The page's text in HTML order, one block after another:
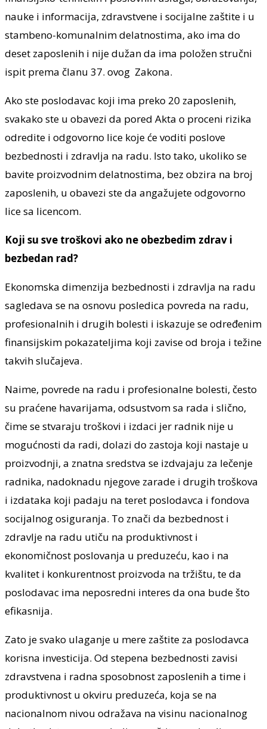
nauke i informacija, zdravstvene i socijalne zaštite i u
stambeno-komunalnim delatnostima, ako ima do
deset zaposlenih i nije dužan da ima položen stručni
ispit prema članu 37. ovog Zakona.
Ako ste poslodavac koji ima preko 20 zaposlenih,
svakako ste u obavezi da pored Akta o proceni rizika
odredite i odgovorno lice koje će voditi poslove
bezbednosti i zdravlja na radu. Isto tako, ukoliko se
bavite proizvodnim delatnostima, bez obzira na broj
zaposlenih, u obavezi ste da angažujete odgovorno
lice sa licencom.
Koji su sve troškovi ako ne obezbedim zdrav i
bezbedan rad?
Ekonomska dimenzija bezbednosti i zdravlja na radu
sagledava se na osnovu posledica povreda na radu,
profesionalnih i drugih bolesti i iskazuje se određenim
finansijskim pokazateljima koji zavise od broja i težine
takvih slučajeva.
Naime, povrede na radu i profesionalne bolesti, često
su praćene havarijama, odsustvom sa rada i slično,
čime se stvaraju troškovi i izdaci jer radnik nije u
mogućnosti da radi, dolazi do zastoja koji nastaje u
proizvodnji, a znatna sredstva se izdvajaju za lečenje
radnika, nadoknadu njegove zarade i drugih troškova
i izdataka koji padaju na teret poslodavca i fondova
socijalnog osiguranja. To znači da bezbednost i
zdravlje na radu utiču na produktivnost i
ekonomičnost poslovanja u preduzeću, kao i na
kvalitet i konkurentnost proizvoda na tržištu, te da
poslodavac ima neposredni interes da ona bude što
efikasnija.
Zato je svako ulaganje u mere zaštite za poslodavca
korisna investicija. Od stepena bezbednosti zavisi
zdravstvena i radna sposobnost zaposlenih a time i
produktivnost u okviru preduzeća, koja se na
nacionalnom nivou odražava na visinu nacionalnog